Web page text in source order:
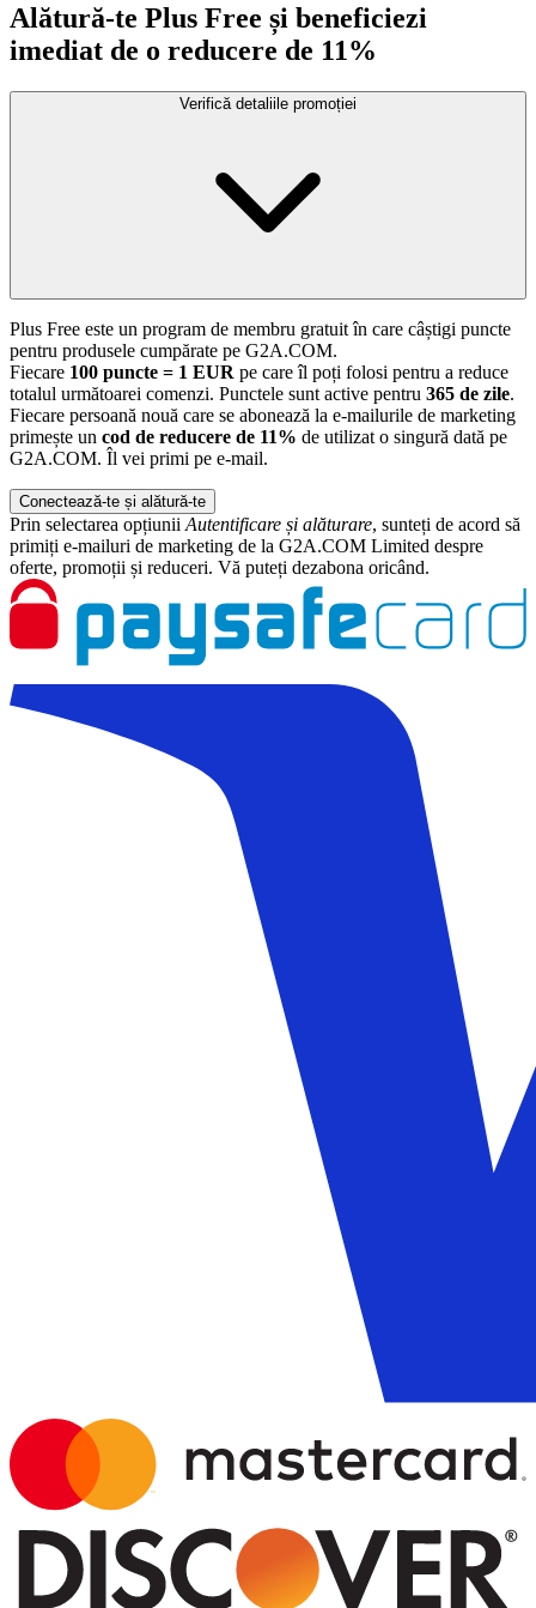
Alătură-te Plus Free și beneficiezi
imediat de o reducere de 11%
Verifică detaliile promoției
Plus Free este un program de membru gratuit în care câștigi puncte
pentru produsele cumpărate pe G2A.COM.
Fiecare 100 puncte = 1 EUR pe care îl poți folosi pentru a reduce
totalul următoarei comenzi. Punctele sunt active pentru 365 de zile.
Fiecare persoană nouă care se abonează la e-mailurile de marketing
primește un cod de reducere de 11% de utilizat o singură dată pe
G2A.COM. Îl vei primi pe e-mail.
Conectează-te și alătură-te
Prin selectarea opțiunii Autentificare și alăturare, sunteți de acord să
primiți e-mailuri de marketing de la G2A.COM Limited despre
oferte, promoții și reduceri. Vă puteți dezabona oricând.